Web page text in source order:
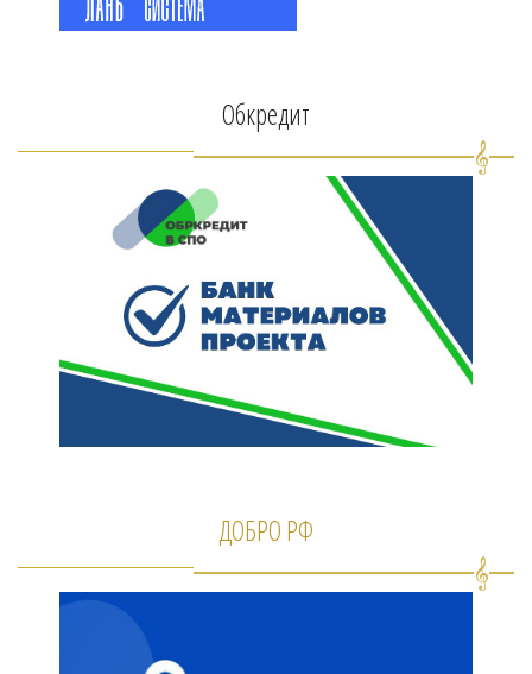
Обкредит
ДОБРО РФ